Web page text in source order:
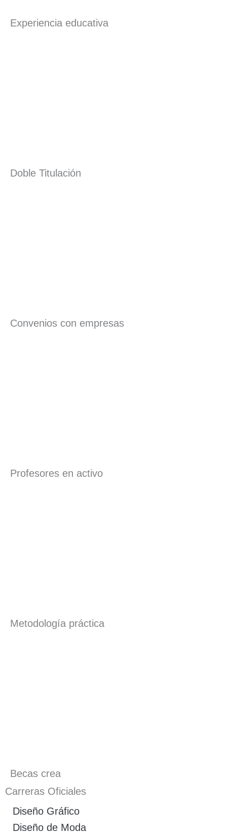
Experiencia educativa
Doble Titulación
Convenios con empresas
Profesores en activo
Metodología práctica
Becas crea
Carreras Oficiales
Diseño Gráfico
Diseño de Moda